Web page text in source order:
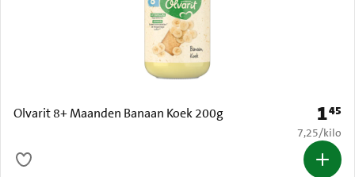
Olvarit 8+ Maanden Banaan Koek 200g Prijs:
145
€ 7,25 per
7,25/kilo